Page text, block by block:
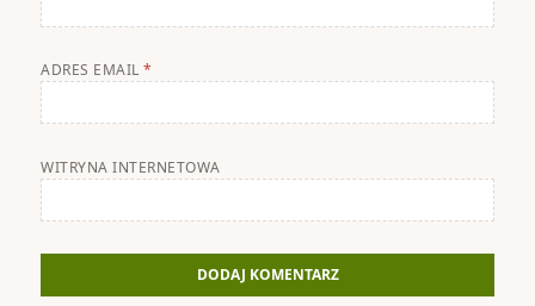
ADRES EMAIL*
WITRYNA INTERNETOWA